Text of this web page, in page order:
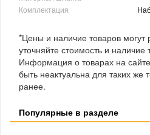
Комплектация
*Цены и наличие товаров могут
уточняйте стоимость и
Информация о товарах на
быть неактуальна для таких же
ранее.
Популярные в разделе